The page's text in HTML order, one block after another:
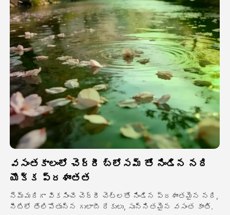
అవతార్ వీడియో
▼
వీడియో ▼
ఫోటో ▼
ఇతర సాధనాలు ▼
అన్ని టెంప్లేట్‌లను చూడండి
గ్యాలరీ
వసంతకాలంలో చెర్రీ బ్లోసమ్ తో నిండిన నది
యొక్క ప్రశాంతత
నెమ్మదిగా వికసించే చెర్రీ చెట్లతో నిండిన ప్రశాంతమైన నది,
నీటిలో తేలిపోతున్న గులాబీ రేకులు, సున్నితమైన వసంత కాంతి.